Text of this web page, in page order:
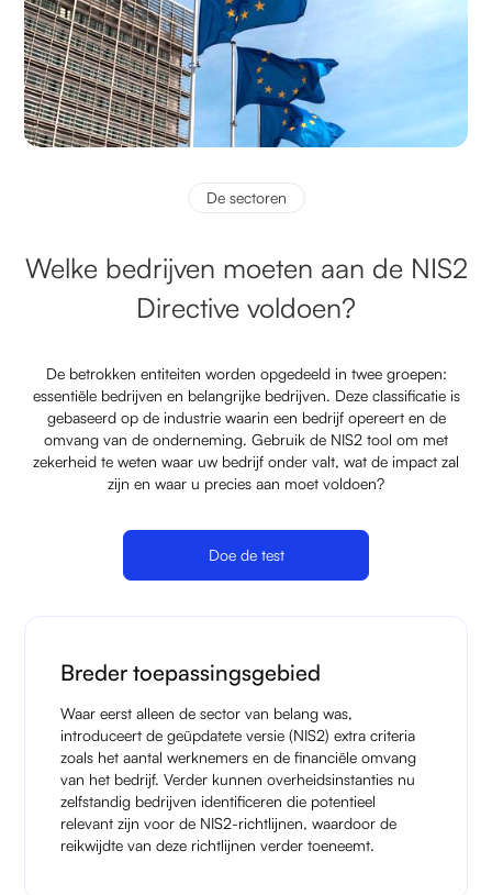
De sectoren
Welke bedrijven moeten aan de NIS2
Directive voldoen?
De betrokken entiteiten worden opgedeeld in twee groepen:
essentiële bedrijven en belangrijke bedrijven. Deze classificatie is
gebaseerd op de industrie waarin een bedrijf opereert en de
omvang van de onderneming. Gebruik de NIS2 tool om met
zekerheid te weten waar uw bedrijf onder valt, wat de impact zal
zijn en waar u precies aan moet voldoen?
Doe de test
Breder toepassingsgebied
Waar eerst alleen de sector van belang was,
introduceert de geüpdatete versie (NIS2) extra criteria
zoals het aantal werknemers en de financiële omvang
van het bedrijf. Verder kunnen overheidsinstanties nu
zelfstandig bedrijven identificeren die potentieel
relevant zijn voor de NIS2-richtlijnen, waardoor de
reikwijdte van deze richtlijnen verder toeneemt.